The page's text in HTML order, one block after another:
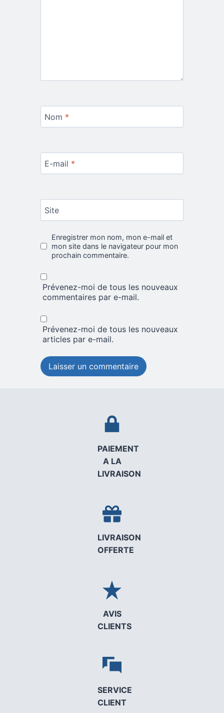
Nom *
E-mail *
Site
Enregistrer mon nom, mon e-mail et
mon site dans le navigateur pour mon
prochain commentaire.
Prévenez-moi de tous les nouveaux
commentaires par e-mail.
Prévenez-moi de tous les nouveaux
articles par e-mail.
PAIEMENT
A LA
LIVRAISON
LIVRAISON
OFFERTE
AVIS
CLIENTS
SERVICE
CLIENT